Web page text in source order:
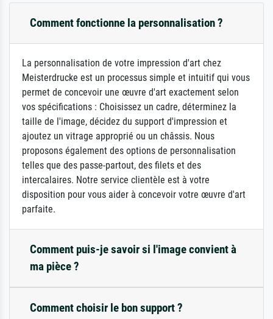
Comment fonctionne la personnalisation ?
La personnalisation de votre impression d'art chez
Meisterdrucke est un processus simple et intuitif qui vous
permet de concevoir une œuvre d'art exactement selon
vos spécifications : Choisissez un cadre, déterminez la
taille de l'image, décidez du support d'impression et
ajoutez un vitrage approprié ou un châssis. Nous
proposons également des options de personnalisation
telles que des passe-partout, des filets et des
intercalaires. Notre service clientèle est à votre
disposition pour vous aider à concevoir votre œuvre d'art
parfaite.
Comment puis-je savoir si l'image convient à
ma pièce ?
Comment choisir le bon support ?